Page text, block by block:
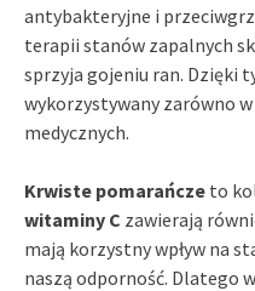
antybakteryjne i
terapii stanów zapalnych
sprzyja gojeniu ran. Dzięki
wykorzystywany zarówno
medycznych.
Krwiste pomarańcze to
witaminy C zawierają
mają korzystny wpływ na
naszą odporność. Dlatego